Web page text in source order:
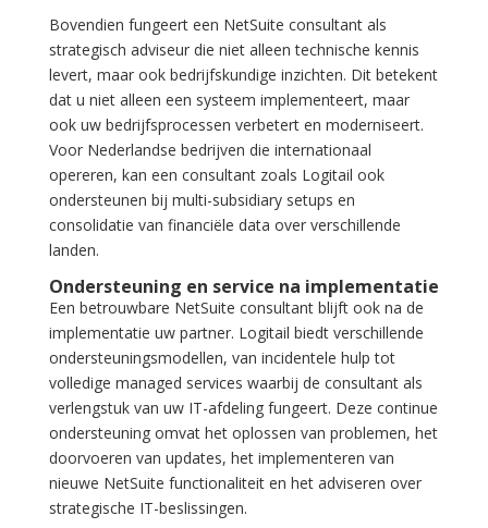
Bovendien fungeert een NetSuite consultant als
strategisch adviseur die niet alleen technische kennis
levert, maar ook bedrijfskundige inzichten. Dit betekent
dat u niet alleen een systeem implementeert, maar
ook uw bedrijfsprocessen verbetert en moderniseert.
Voor Nederlandse bedrijven die internationaal
opereren, kan een consultant zoals Logitail ook
ondersteunen bij multi-subsidiary setups en
consolidatie van financiële data over verschillende
landen.
Ondersteuning en service na implementatie
Een betrouwbare NetSuite consultant blijft ook na de
implementatie uw partner. Logitail biedt verschillende
ondersteuningsmodellen, van incidentele hulp tot
volledige managed services waarbij de consultant als
verlengstuk van uw IT-afdeling fungeert. Deze continue
ondersteuning omvat het oplossen van problemen, het
doorvoeren van updates, het implementeren van
nieuwe NetSuite functionaliteit en het adviseren over
strategische IT-beslissingen.